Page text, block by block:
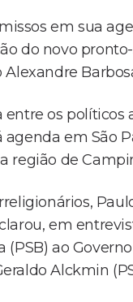
em sua
do novo
os políticos
em São
região de
em
(PSB) ao
Alckmin